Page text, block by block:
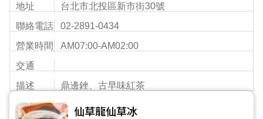
地址
台北市北投區新市街30號
聯絡電話
02-2891-0434
營業時間
AM07:00-AM02:00
交通
描述
鼎邊銼、古早味紅茶
仙草龍仙草冰